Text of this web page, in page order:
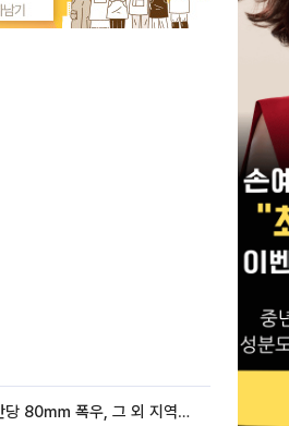
동해안은 시간당 80㎜ 폭우, 그 외 지역은 폭염…‘극과 극 날씨’